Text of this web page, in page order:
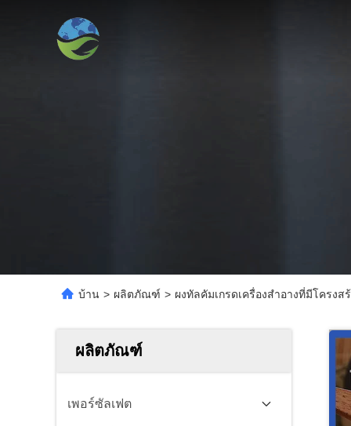
บ้าน > ผลิตภัณฑ์ > ผงทัลคัมเกรดเครื่องสำอางที่มีโครง
ผลิตภัณฑ์
เพอร์ซัลเฟต